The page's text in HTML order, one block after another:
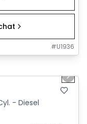
#U1936
Next
- Diesel